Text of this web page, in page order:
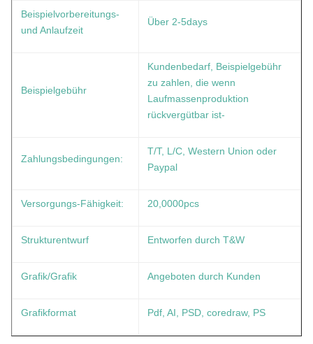
Beispielvorbereitungs-
und Anlaufzeit
Über 2-5days
Beispielgebühr
Kundenbedarf, Beispielgebühr
zu zahlen, die wenn
Laufmassenproduktion
rückvergütbar ist-
Zahlungsbedingungen:
T/T, L/C, Western Union oder
Paypal
Versorgungs-Fähigkeit: 20,0000pcs
Strukturentwurf Entworfen durch T&W
Grafik/Grafik Angeboten durch Kunden
Grafikformat Pdf, AI, PSD, coredraw, PS